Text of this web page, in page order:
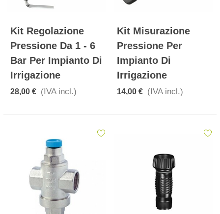
Kit Regolazione
Pressione Da 1 - 6
Bar Per Impianto Di
Irrigazione
28,00 € (IVA incl.)
Kit Misurazione
Pressione Per
Impianto Di
Irrigazione
14,00 € (IVA incl.)